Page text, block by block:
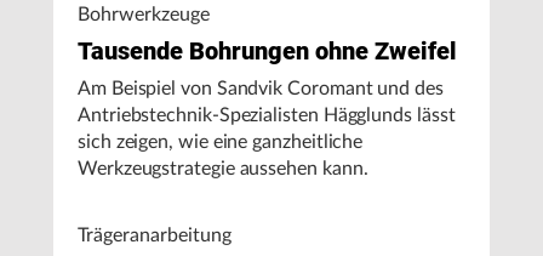
Bohrwerkzeuge
Tausende Bohrungen ohne Zweifel
Am Beispiel von Sandvik Coromant und des
Antriebstechnik-Spezialisten Hägglunds lässt
sich zeigen, wie eine ganzheitliche
Werkzeugstrategie aussehen kann.
Trägeranarbeitung